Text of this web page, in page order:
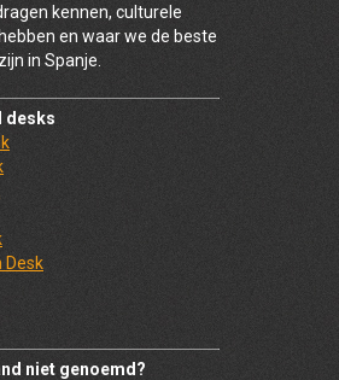
kennen, culturele
en waar we de beste
in Spanje.
desks
Desk
niet genoemd?